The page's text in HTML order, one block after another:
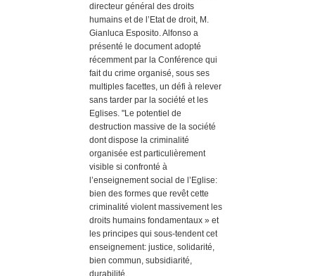
directeur général des droits
humains et de l’Etat de droit, M.
Gianluca Esposito. Alfonso a
présenté le document adopté
récemment par la Conférence qui
fait du crime organisé, sous ses
multiples facettes, un défi à relever
sans tarder par la société et les
Eglises. "Le potentiel de
destruction massive de la société
dont dispose la criminalité
organisée est particulièrement
visible si confronté à
l’enseignement social de l’Eglise:
bien des formes que revêt cette
criminalité violent massivement les
droits humains fondamentaux » et
les principes qui sous-tendent cet
enseignement: justice, solidarité,
bien commun, subsidiarité,
durabilité.